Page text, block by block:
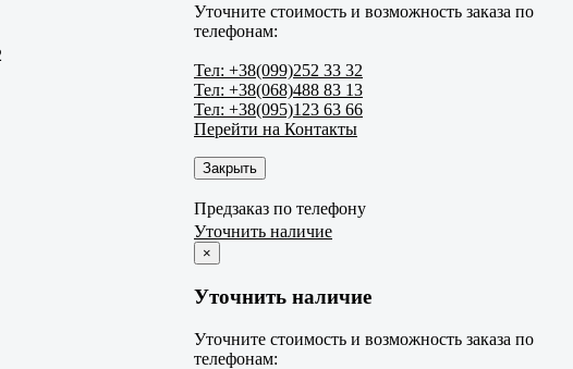
Уточните стоимость и возможность заказа по
телефонам:
Тел: +38(099)252 33 32
Тел: +38(068)488 83 13
Тел: +38(095)123 63 66
Перейти на Контакты
Закрыть
Предзаказ по телефону
Уточнить наличие
×
Уточнить наличие
Уточните стоимость и возможность заказа по
телефонам: